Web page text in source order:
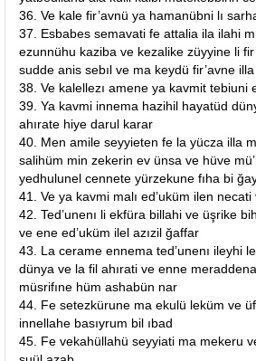
36. Ve kale fir’avnü ya hamanübni lı
37. Esbabes semavati fe attalia ila ilahi
ezunnühu kaziba ve kezalike züyyine li
sudde anis sebıl ve ma keydü fir’avne illa
38. Ve kalellezı amene ya kavmit tebiuni
39. Ya kavmi innema hazihil hayatüd
ahırate hiye darul karar
40. Men amile seyyieten fe la yücza illa
salihüm min zekerin ev ünsa ve hüve
yedhulunel cennete yürzekune fıha bi
41. Ve ya kavmi malı ed’uküm ilen necati
42. Ted’unenı li ekfüra billahi ve üşrike
ve ene ed’uküm ilel azızil ğaffar
43. La cerame ennema ted’unenı ileyhi
dünya ve la fil ahırati ve enne
müsrifıne hüm ashabün nar
44. Fe setezkürune ma ekulü leküm ve
innellahe basıyrum bil ıbad
45. Fe vekahüllahü seyyiati ma mekeru